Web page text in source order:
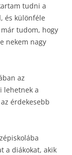
tudni a
és különféle
tudom, hogy
nekem nagy
az
lehetnek a
érdekesebb
a diákokat, akik